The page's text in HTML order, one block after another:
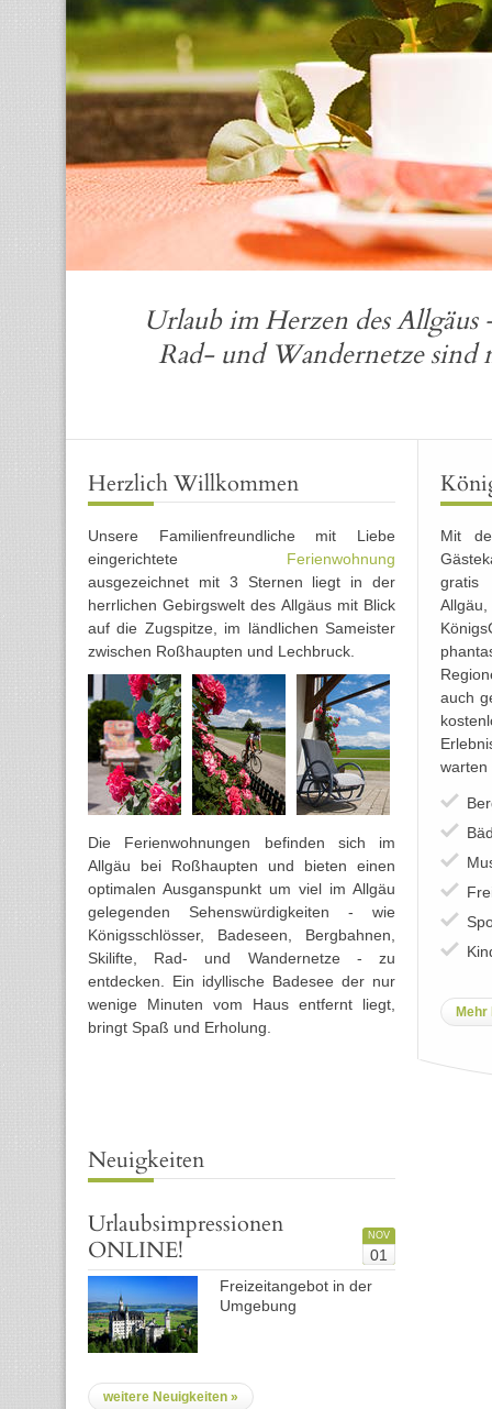
Urlaub im Herzen des Allgäus
Rad- und Wandernetze sind
Herzlich Willkommen
Unsere Familienfreundliche mit Liebe
eingerichtete Ferienwohnung
ausgezeichnet mit 3 Sternen liegt in der
herrlichen Gebirgswelt des Allgäus mit Blick
auf die Zugspitze, im ländlichen Sameister
zwischen Roßhaupten und Lechbruck.
Die Ferienwohnungen befinden sich im
Allgäu bei Roßhaupten und bieten einen
optimalen Ausganspunkt um viel im Allgäu
gelegenden Sehenswürdigkeiten - wie
Königsschlösser, Badeseen, Bergbahnen,
Skilifte, Rad- und Wandernetze - zu
entdecken. Ein idyllische Badesee der nur
wenige Minuten vom Haus entfernt liegt,
bringt Spaß und Erholung.
Mit
gratis
auch
warten
Mehr
Neuigkeiten
NOV
01
Urlaubsimpressionen
ONLINE!
Freizeitangebot in der
Umgebung
weitere Neuigkeiten »